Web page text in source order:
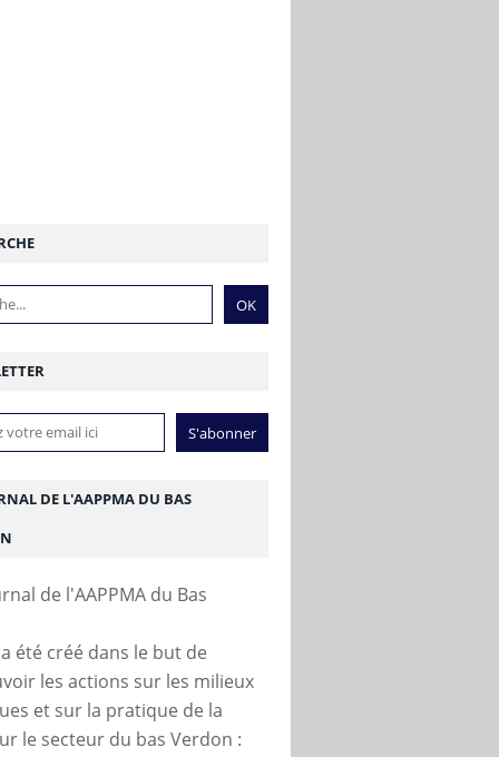
TOUSQUES , GRAVIÈRE NDT PALM
DE L'AAPPMA DU BAS
été créé dans le but de
les actions sur les milieux
et sur la pratique de la
le secteur du bas Verdon :